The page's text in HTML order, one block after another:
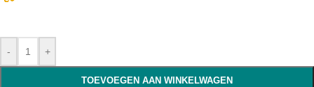
- +
TOEVOEGEN AAN WINKELWAGEN